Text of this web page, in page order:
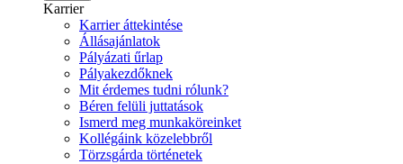
Karrier
Karrier áttekintése
Állásajánlatok
Pályázati űrlap
Pályakezdőknek
Mit érdemes tudni rólunk?
Béren felüli juttatások
Ismerd meg munkaköreinket
Kollégáink közelebbről
Törzsgárda történetek